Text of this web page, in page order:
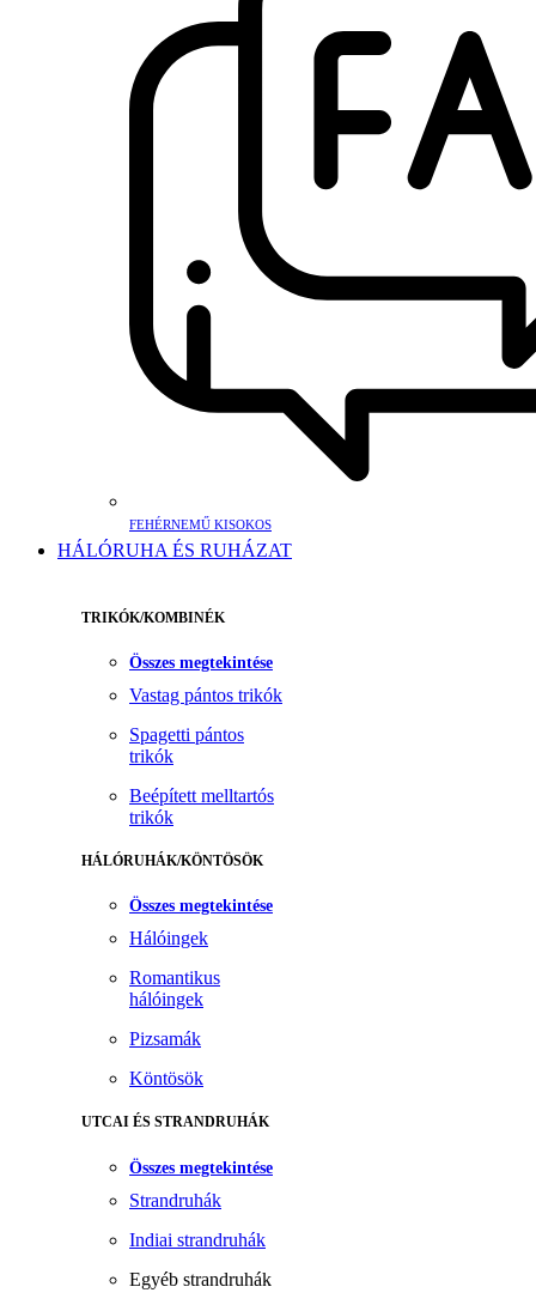
FEHÉRNEMŰ KISOKOS
HÁLÓRUHA ÉS RUHÁZAT
TRIKÓK/KOMBINÉK
Összes megtekintése
Vastag pántos trikók
Spagetti pántos
trikók
Beépített melltartós
trikók
HÁLÓRUHÁK/KÖNTÖSÖK
Összes megtekintése
Hálóingek
Romantikus
hálóingek
Pizsamák
Köntösök
UTCAI ÉS STRANDRUHÁK
Összes megtekintése
Strandruhák
Indiai strandruhák
Egyéb strandruhák